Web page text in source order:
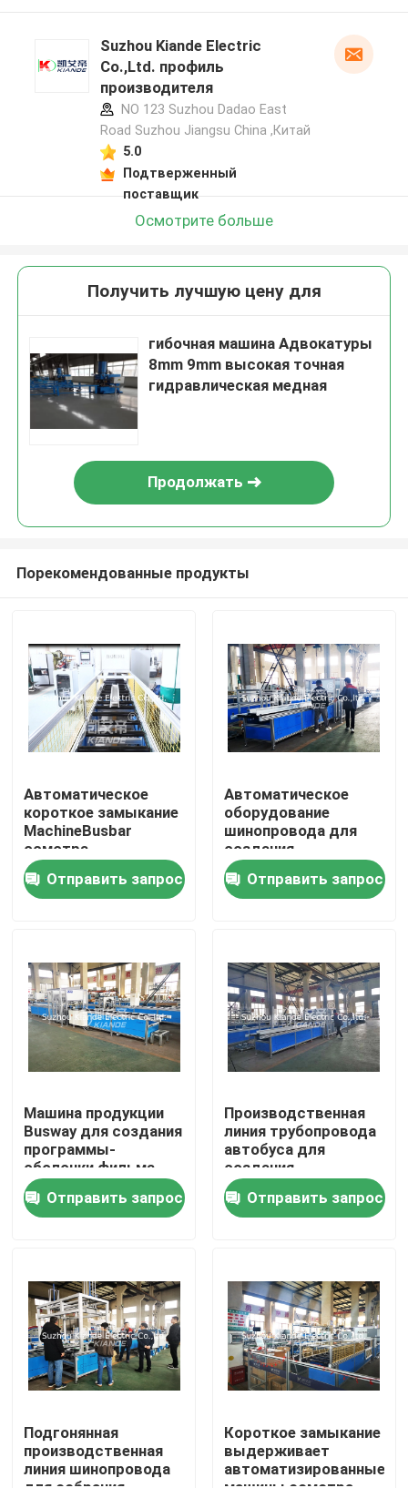
Дом
Продукты
О нас
Путешествие фабрики
Проверка качества
Новости
Спросите цитату
Машина обработки шинопровода
Suzhou Kiande Electric
Co.,Ltd. профиль
производителя
NO 123 Suzhou Dadao East
Road Suzhou Jiangsu China ,Китай
5.0
Подтверженный
поставщик
Осмотрите больше
Получить лучшую цену для
гибочная машина Адвокатуры
8mm 9mm высокая точная
гидравлическая медная
Продолжать
Порекомендованные продукты
Автоматическое
короткое замыкание
MachineBusbar
осмотра
выдерживает
изолированную
машину осмотра для
Отправить запрос
Автоматическое
оборудование
шинопровода для
создания
программы-
оболочки фильма
над Busbuct далеко
Отправить запрос
Машина продукции
Busway для создания
программы-
оболочки фильма
над Busbuct далеко
от пыли
Отправить запрос
Производственная
линия трубопровода
автобуса для
создания
программы-
оболочки фильма
над Busbuct далеко
Отправить запрос
Подгонянная
производственная
линия шинопровода
Короткое замыкание
выдерживает
автоматизированные